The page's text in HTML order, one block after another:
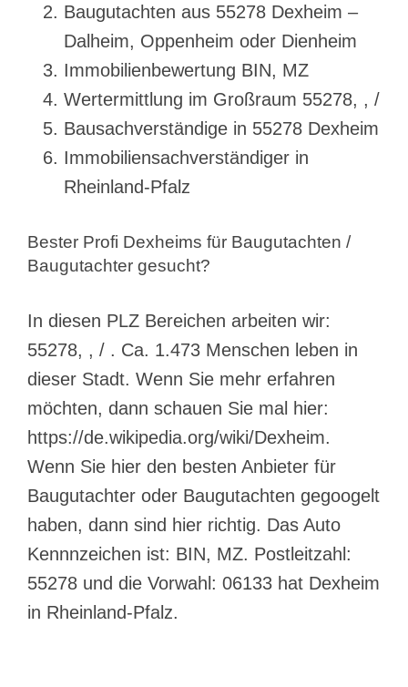
Baugutachten aus 55278 Dexheim –
Dalheim, Oppenheim oder Dienheim
Immobilienbewertung BIN, MZ
Wertermittlung im Großraum 55278, , /
Bausachverständige in 55278 Dexheim
Immobiliensachverständiger in
Rheinland-Pfalz
Bester Profi Dexheims für Baugutachten /
Baugutachter gesucht?
In diesen PLZ Bereichen arbeiten wir:
55278, , / . Ca. 1.473 Menschen leben in
dieser Stadt. Wenn Sie mehr erfahren
möchten, dann schauen Sie mal hier:
https://de.wikipedia.org/wiki/Dexheim.
Wenn Sie hier den besten Anbieter für
Baugutachter oder Baugutachten gegoogelt
haben, dann sind hier richtig. Das Auto
Kennnzeichen ist: BIN, MZ. Postleitzahl:
55278 und die Vorwahl: 06133 hat Dexheim
in Rheinland-Pfalz.